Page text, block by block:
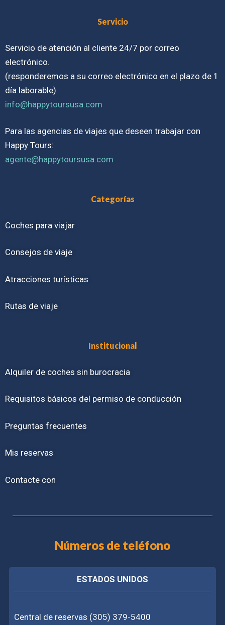
Servicio
Servicio de atención al cliente 24/7 por correo
electrónico.
(responderemos a su correo electrónico en el plazo de 1
día laborable)
info@happytoursusa.com
Para las agencias de viajes que deseen trabajar con
Happy Tours:
agente@happytoursusa.com
Categorías
Coches para viajar
Consejos de viaje
Atracciones turísticas
Rutas de viaje
Institucional
Alquiler de coches sin burocracia
Requisitos básicos del permiso de conducción
Preguntas frecuentes
Mis reservas
Contacte con
Números de teléfono
ESTADOS UNIDOS
Central de reservas (305) 379-5400